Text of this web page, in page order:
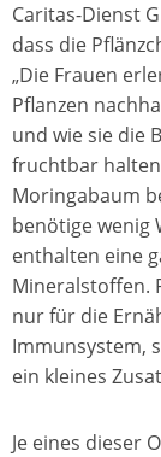
Caritas-Dienst
dass die
„Die Frauen
Pflanzen
und wie sie die
fruchtbar
Moringabaum
benötige wenig
enthalten eine
Mineralstoffen.
nur für die
Immunsystem,
ein kleines
Je eines dieser